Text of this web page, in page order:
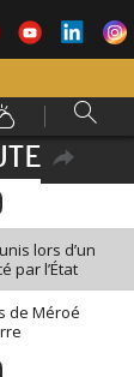
lors d’un
par l’État
de Méroé